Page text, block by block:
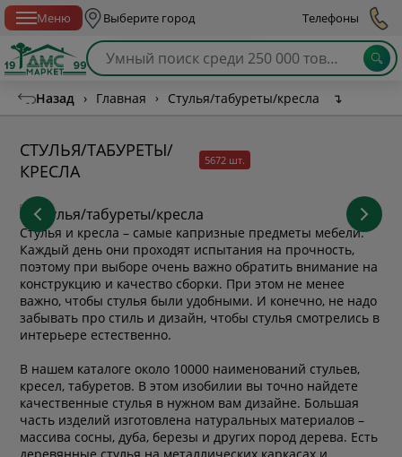
Меню Выберите город Телефоны
Назад › Главная › Стулья/табуреты/кресла ↴
СТУЛЬЯ/ТАБУРЕТЫ/
КРЕСЛА
5672 шт.
Стулья и кресла – самые капризные предметы мебели.
Каждый день они проходят испытания на прочность,
поэтому при выборе очень важно обратить внимание на
конструкцию и качество сборки. При этом не менее
важно, чтобы стулья были удобными. И конечно, не надо
забывать про стиль и дизайн, чтобы стулья смотрелись в
интерьере естественно.
В нашем каталоге около 10000 наименований стульев,
кресел, табуретов. В этом изобилии вы точно найдете
качественные стулья в нужном вам дизайне. Большая
часть изделий изготовлена натуральных материалов –
массива сосны, дуба, березы и других пород дерева. Есть
деревянные стулья на металлических каркасах и